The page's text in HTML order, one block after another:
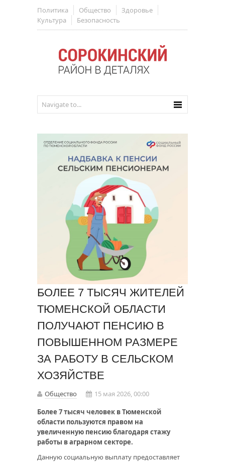
Политика Общество
Здоровье
Культура
Безопасность
БОЛЕЕ 7 ТЫСЯЧ ЖИТЕЛЕЙ
ТЮМЕНСКОЙ ОБЛАСТИ
ПОЛУЧАЮТ ПЕНСИЮ В
ПОВЫШЕННОМ РАЗМЕРЕ
ЗА РАБОТУ В СЕЛЬСКОМ
ХОЗЯЙСТВЕ
Общество
15 мая 2026, 00:00
Более 7 тысяч человек в Тюменской
области пользуются правом на
увеличенную пенсию благодаря стажу
работы в аграрном секторе.
Данную социальную выплату предоставляет